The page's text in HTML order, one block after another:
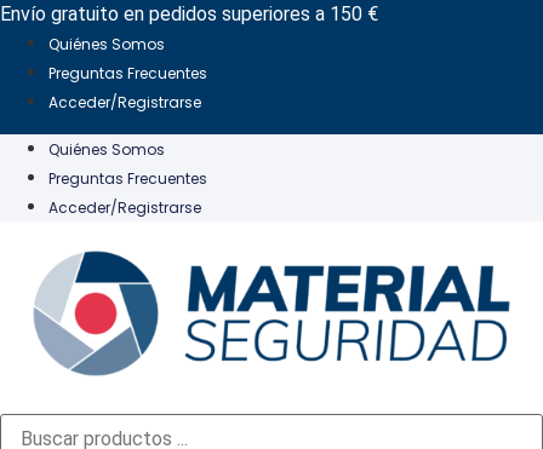
Ir
contenido
Envío gratuito en pedidos superiores a 150 €
Quiénes Somos
Preguntas Frecuentes
Acceder/Registrarse
Quiénes Somos
Preguntas Frecuentes
Acceder/Registrarse
Búsqueda